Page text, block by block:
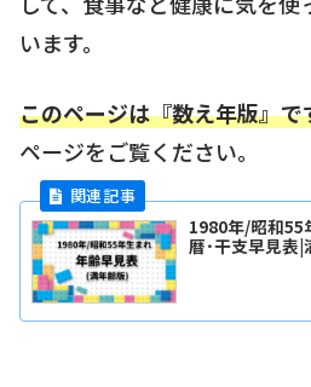
います。
このページは『数え年版』で
ページをご覧ください。
1980年/昭和55
暦･干支早見表|